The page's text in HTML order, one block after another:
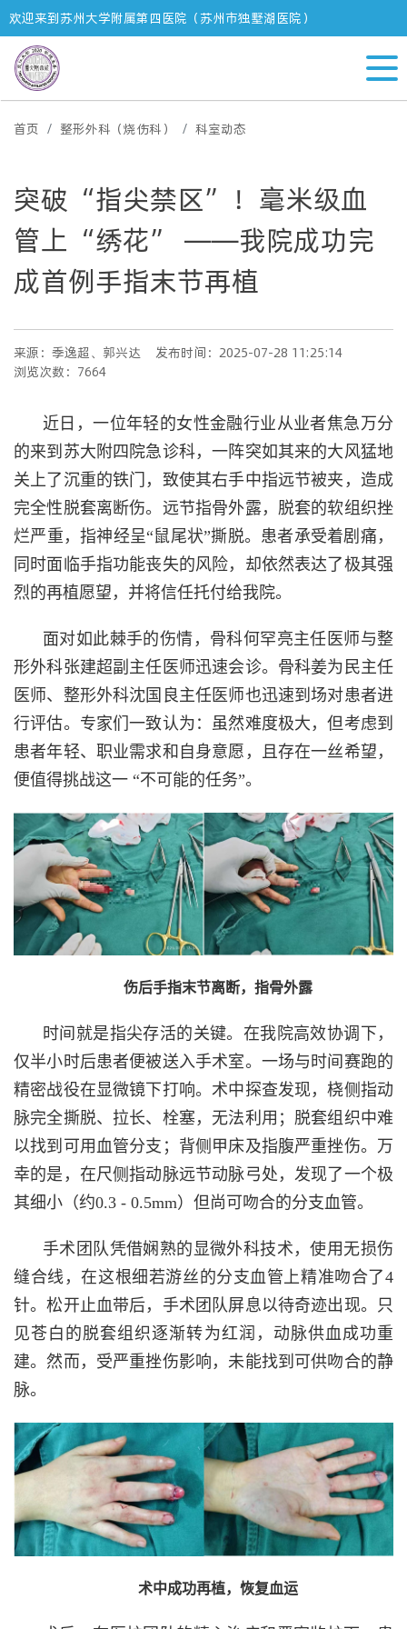
欢迎来到苏州大学附属第四医院（苏州市独墅湖医院）
首页 整形外科（烧伤科） 科室动态
突破“指尖禁区”！毫米级血
管上“绣花” ——我院成功完
成首例手指末节再植
来源：季逸超、郭兴达
发布时间：2025-07-28 11:25:14
浏览次数：7664
近日，一位年轻的女性金融行业从业者焦急万分
的来到苏大附四院急诊科，一阵突如其来的大风猛地
关上了沉重的铁门，致使其右手中指远节被夹，造成
完全性脱套离断伤。远节指骨外露，脱套的软组织挫
烂严重，指神经呈“鼠尾状”撕脱。患者承受着剧痛，
同时面临手指功能丧失的风险，却依然表达了极其强
烈的再植愿望，并将信任托付给我院。
面对如此棘手的伤情，骨科何罕亮主任医师与整
形外科张建超副主任医师迅速会诊。骨科姜为民主任
医师、整形外科沈国良主任医师也迅速到场对患者进
行评估。专家们一致认为：虽然难度极大，但考虑到
患者年轻、职业需求和自身意愿，且存在一丝希望，
便值得挑战这一 “不可能的任务”。
伤后手指末节离断，指骨外露
时间就是指尖存活的关键。在我院高效协调下，
仅半小时后患者便被送入手术室。一场与时间赛跑的
精密战役在显微镜下打响。术中探查发现，桡侧指动
脉完全撕脱、拉长、栓塞，无法利用；脱套组织中难
以找到可用血管分支；背侧甲床及指腹严重挫伤。万
幸的是，在尺侧指动脉远节动脉弓处，发现了一个极
其细小（约0.3 - 0.5mm）但尚可吻合的分支血管。
手术团队凭借娴熟的显微外科技术，使用无损伤
缝合线，在这根细若游丝的分支血管上精准吻合了4
针。松开止血带后，手术团队屏息以待奇迹出现。只
见苍白的脱套组织逐渐转为红润，动脉供血成功重
建。然而，受严重挫伤影响，未能找到可供吻合的静
脉。
术中成功再植，恢复血运